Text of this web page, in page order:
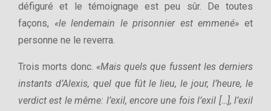
défiguré et le témoignage est peu sûr. De toutes
façons, «le lendemain le prisonnier est emmené» et
personne ne le reverra.
Trois morts donc. «Mais quels que fussent les derniers
instants d’Alexis, quel que fût le lieu, le jour, l’heure, le
verdict est le même: l’exil, encore une fois l’exil […], l’exil